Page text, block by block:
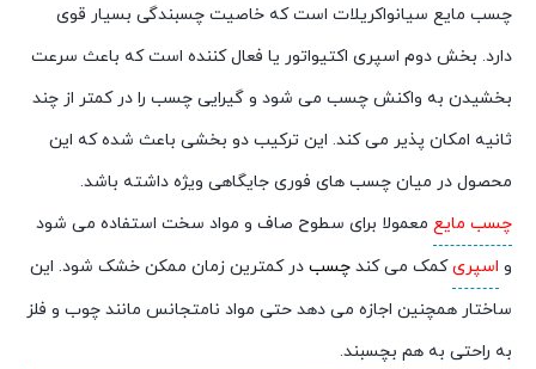
چسب مایع سیانواکریلات است که خاصیت چسبندگی بسیار قوی
دارد. بخش دوم اسپری اکتیواتور یا فعال کننده است که باعث سرعت
بخشیدن به واکنش چسب می شود و گیرایی چسب را در کمتر از چند
ثانیه امکان پذیر می کند. این ترکیب دو بخشی باعث شده که این
محصول در میان چسب های فوری جایگاهی ویژه داشته باشد.
چسب مایع معمولا برای سطوح صاف و مواد سخت استفاده می شود
و اسپریکمک می کند چسب در کمترین زمان ممکن خشک شود. این
ساختار همچنین اجازه می دهد حتی مواد نامتجانس مانند چوب و فلز
به راحتی به هم بچسبند.